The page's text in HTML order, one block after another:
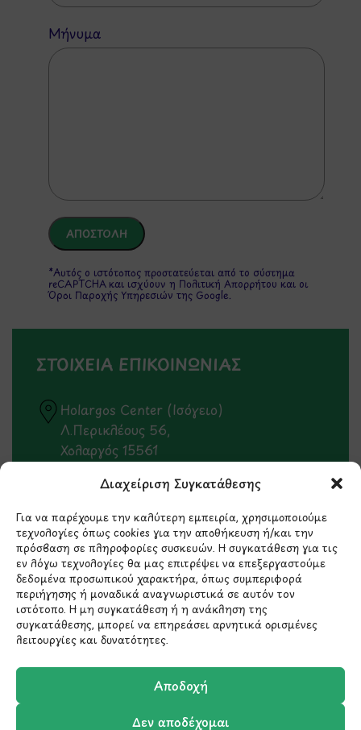
Διαχείριση Συγκατάθεσης
Για να παρέχουμε την καλύτερη εμπειρία, χρησιμοποιούμε
τεχνολογίες όπως cookies για την αποθήκευση ή/και την
πρόσβαση σε πληροφορίες συσκευών. Η συγκατάθεση για τις
εν λόγω τεχνολογίες θα μας επιτρέψει να επεξεργαστούμε
δεδομένα προσωπικού χαρακτήρα, όπως συμπεριφορά
περιήγησης ή μοναδικά αναγνωριστικά σε αυτόν τον
ιστότοπο. Η μη συγκατάθεση ή η ανάκληση της
συγκατάθεσης, μπορεί να επηρεάσει αρνητικά ορισμένες
λειτουργίες και δυνατότητες.
Αποδοχή
Δεν αποδέχομαι
Μήνυμα
*Αυτός ο ιστότοπος προστατεύεται από το σύστημα
reCAPTCHA και ισχύουν η Πολιτική Απορρήτου και οι
Όροι Παροχής Υπηρεσιώντης Google.
ΣΤΟΙΧΕΙΑ ΕΠΙΚΟΙΝΩΝΙΑΣ
Holargos Center (Ισόγειο)
Λ.Περικλέους 56,
Χολαργός 15561
210 6522282
info@ypografi.com
Έχετε ερωτήσεις σχετικά με ένα προϊόν ή μια
παραγγελία; Στείλτε μας ένα email και θα
επικοινωνήσουμε σύντομα μαζί σας.